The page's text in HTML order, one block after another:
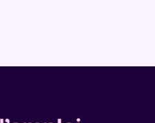
menacées : les